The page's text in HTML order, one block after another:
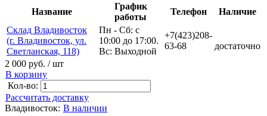
Название
График
работы
Телефон
Наличие
Склад Владивосток
(г. Владивосток, ул.
Светланская, 118)
Пн - Сб: с
10:00 до 17:00.
Вс: Выходной
+7(423)208-
63-68
достаточно
2 000 руб. / шт
В корзину
Кол-во:
Рассчитать доставку
Владивосток: В наличии